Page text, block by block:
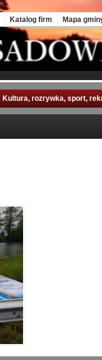
Katalog firm Mapa
Kultura, rozrywka, sport,